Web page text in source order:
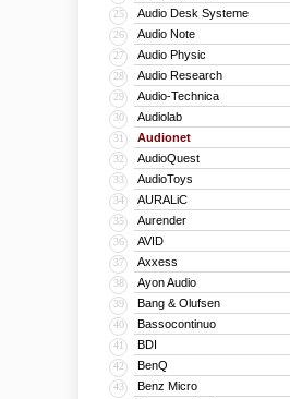
25 Audio Desk Systeme
26 Audio Note
27 Audio Physic
28 Audio Research
29 Audio-Technica
30 Audiolab
31 Audionet
32 AudioQuest
33 AudioToys
34 AURALiC
35 Aurender
36 AVID
37 Axxess
38 Ayon Audio
39 Bang & Olufsen
40 Bassocontinuo
41 BDI
42 BenQ
43 Benz Micro